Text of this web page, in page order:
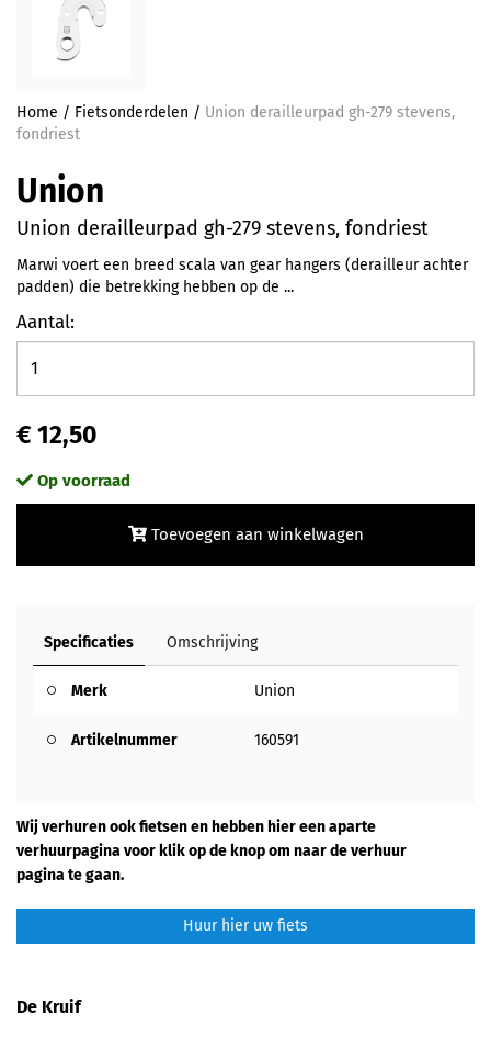
Home / Fietsonderdelen / Union derailleurpad gh-279 stevens,
fondriest
Union
Union derailleurpad gh-279 stevens, fondriest
Marwi voert een breed scala van gear hangers (derailleur achter
padden) die betrekking hebben op de ...
Aantal:
€ 12,50
Op voorraad
Toevoegen aan winkelwagen
Specificaties Omschrijving
Merk Union
Artikelnummer 160591
Wij verhuren ook fietsen en hebben hier een aparte
verhuurpagina voor klik op de knop om naar de verhuur
pagina te gaan.
Huur hier uw fiets
De Kruif